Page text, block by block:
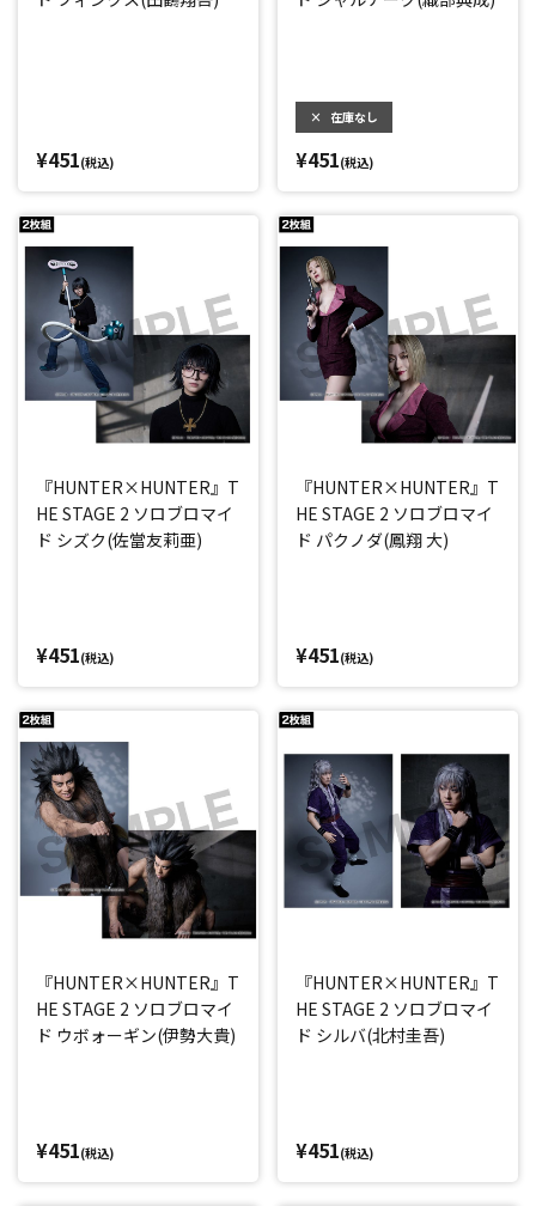
¥451(税込)
× 在庫なし
¥451(税込)
『HUNTER×HUNTER』T
HE STAGE 2 ソロブロマイ
ド シズク(佐當友莉亜)
¥451(税込)
『HUNTER×HUNTER』T
HE STAGE 2 ソロブロマイ
ド パクノダ(鳳翔 大)
¥451(税込)
『HUNTER×HUNTER』T
HE STAGE 2 ソロブロマイ
ド ウボォーギン(伊勢大貴)
¥451(税込)
『HUNTER×HUNTER』T
HE STAGE 2 ソロブロマイ
ド シルバ(北村圭吾)
¥451(税込)